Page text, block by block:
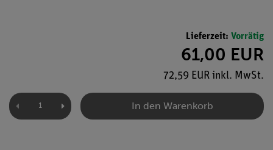
Lieferzeit: Vorrätig
61,00 EUR
72,59 EUR inkl. MwSt.
In den Warenkorb